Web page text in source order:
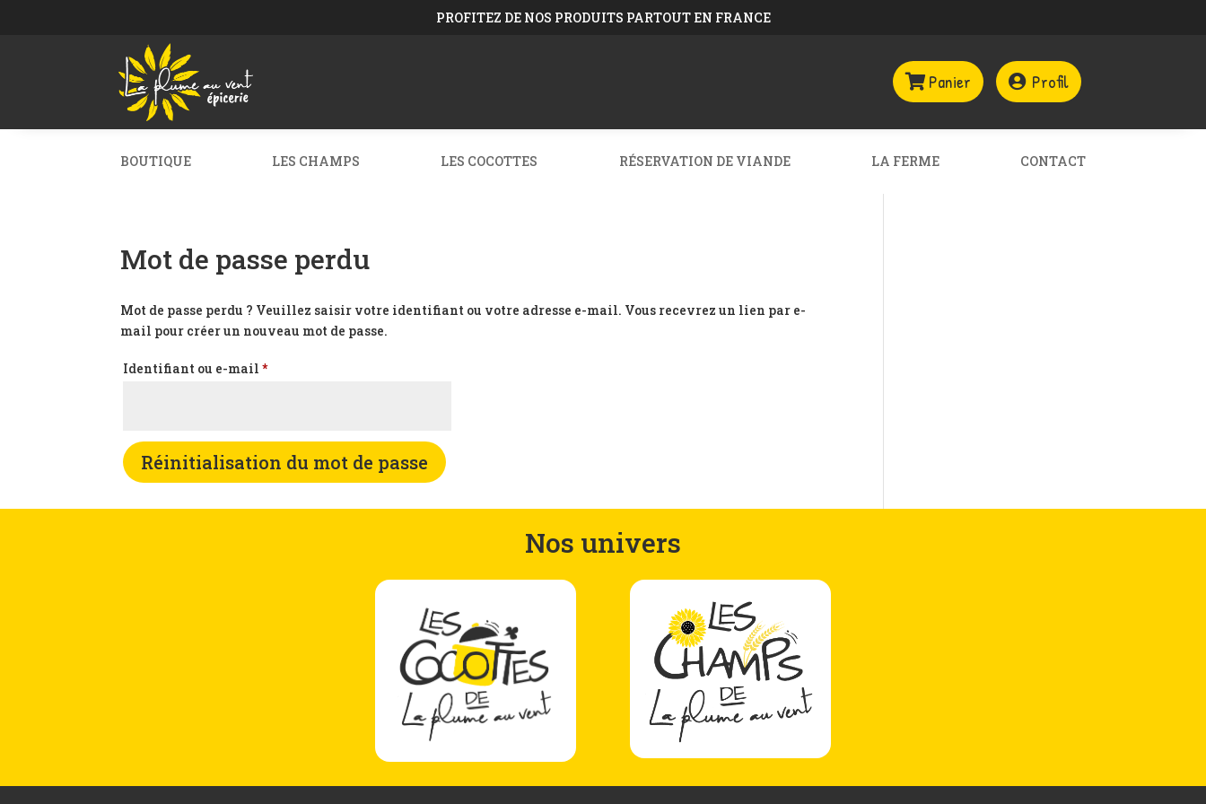
PROFITEZ DE NOS PRODUITS PARTOUT EN FRANCE
Panier Profil
BOUTIQUE LES CHAMPS LES COCOTTES RÉSERVATION DE VIANDE LA FERME CONTACT
Mot de passe perdu
Mot de passe perdu ? Veuillez saisir votre identifiant ou votre adresse e-mail. Vous recevrez un lien par e-
mail pour créer un nouveau mot de passe.
Identifiant ou e-mail*Obligatoire
Réinitialisation du mot de passe
Nos univers